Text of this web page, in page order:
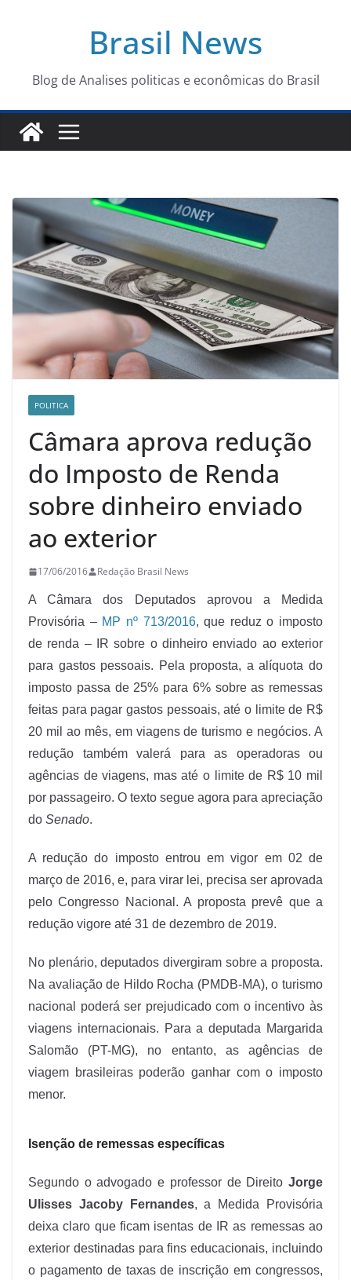
conteúdo
Brasil News
Blog de Analises politicas e econômicas do Brasil
POLITICA
Câmara aprova redução
do Imposto de Renda
sobre dinheiro enviado
ao exterior
17/06/2016 Redação Brasil News
A Câmara dos Deputados aprovou a Medida
Provisória – MP nº 713/2016, que reduz o imposto
de renda – IR sobre o dinheiro enviado ao exterior
para gastos pessoais. Pela proposta, a alíquota do
imposto passa de 25% para 6% sobre as remessas
feitas para pagar gastos pessoais, até o limite de R$
20 mil ao mês, em viagens de turismo e negócios. A
redução também valerá para as operadoras ou
agências de viagens, mas até o limite de R$ 10 mil
por passageiro. O texto segue agora para apreciação
do Senado.
A redução do imposto entrou em vigor em 02 de
março de 2016, e, para virar lei, precisa ser aprovada
pelo Congresso Nacional. A proposta prevê que a
redução vigore até 31 de dezembro de 2019.
No plenário, deputados divergiram sobre a proposta.
Na avaliação de Hildo Rocha (PMDB-MA), o turismo
nacional poderá ser prejudicado com o incentivo às
viagens internacionais. Para a deputada Margarida
Salomão (PT-MG), no entanto, as agências de
viagem brasileiras poderão ganhar com o imposto
menor.
Isenção de remessas específicas
Segundo o advogado e professor de Direito Jorge
Ulisses Jacoby Fernandes, a Medida Provisória
deixa claro que ficam isentas de IR as remessas ao
exterior destinadas para fins educacionais, incluindo
o pagamento de taxas de inscrição em congressos,